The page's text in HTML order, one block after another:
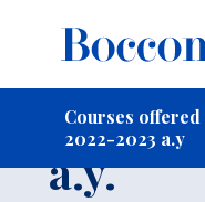
Courses
2022-2023 a.y
a.y.